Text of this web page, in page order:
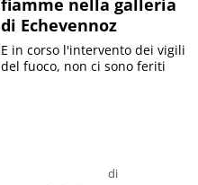
fiamme nella galleria
di Echevennoz
di
E in corso l'intervento dei vigili
del fuoco, non ci sono feriti